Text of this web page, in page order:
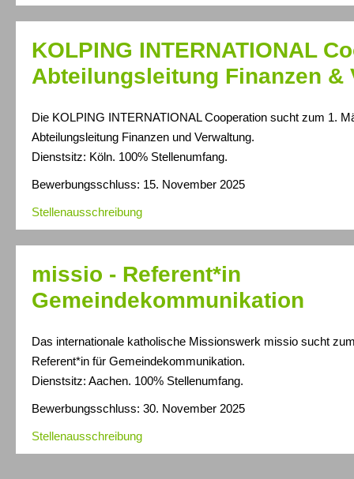
KOLPING INTERNATIONAL
Abteilungsleitung Finanzen &
Die KOLPING INTERNATIONAL Cooperation sucht zum 1.
Abteilungsleitung Finanzen und Verwaltung.
Dienstsitz: Köln. 100% Stellenumfang.
Bewerbungsschluss: 15. November 2025
Stellenausschreibung
missio - Referent*in
Gemeindekommunikation
Das internationale katholische Missionswerk missio sucht
Referent*in für Gemeindekommunikation.
Dienstsitz: Aachen. 100% Stellenumfang.
Bewerbungsschluss: 30. November 2025
Stellenausschreibung